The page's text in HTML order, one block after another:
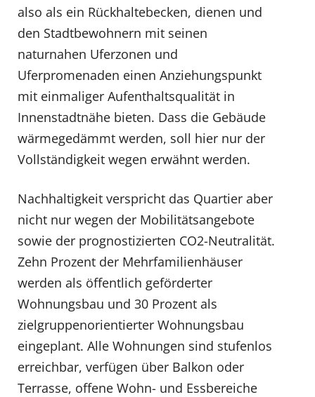
also als ein Rückhaltebecken, dienen und
den Stadtbewohnern mit seinen
naturnahen Uferzonen und
Uferpromenaden einen Anziehungspunkt
mit einmaliger Aufenthaltsqualität in
Innenstadtnähe bieten. Dass die Gebäude
wärmegedämmt werden, soll hier nur der
Vollständigkeit wegen erwähnt werden.
Nachhaltigkeit verspricht das Quartier aber
nicht nur wegen der Mobilitätsangebote
sowie der prognostizierten CO2-Neutralität.
Zehn Prozent der Mehrfamilienhäuser
werden als öffentlich geförderter
Wohnungsbau und 30 Prozent als
zielgruppenorientierter Wohnungsbau
eingeplant. Alle Wohnungen sind stufenlos
erreichbar, verfügen über Balkon oder
Terrasse, offene Wohn- und Essbereiche